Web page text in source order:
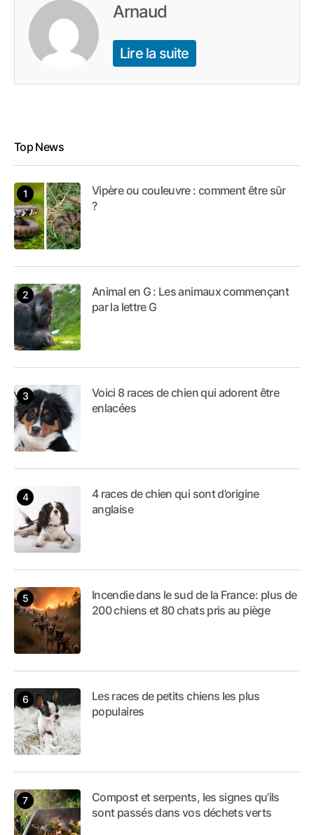
Arnaud
Lire la suite
Top News
Vipère ou couleuvre : comment être sûr
?
Animal en G : Les animaux commençant
par la lettre G
Voici 8 races de chien qui adorent être
enlacées
4 races de chien qui sont d’origine
anglaise
Incendie dans le sud de la France : plus de
200 chiens et 80 chats pris au piège
Les races de petits chiens les plus
populaires
Compost et serpents, les signes qu’ils
sont passés dans vos déchets verts